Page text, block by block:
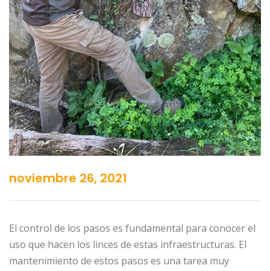
noviembre 26, 2021
El control de los pasos es fundamental para conocer el
uso que hacen los linces de estas infraestructuras. El
mantenimiento de estos pasos es una tarea muy